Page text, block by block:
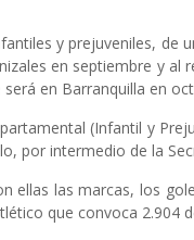
y prejuveniles,
en septiembre y
en Barranquilla en
(Infantil y
por intermedio de la
ellas las marcas, los
que convoca